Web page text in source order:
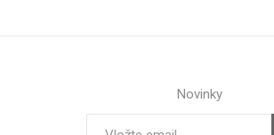
Novinky